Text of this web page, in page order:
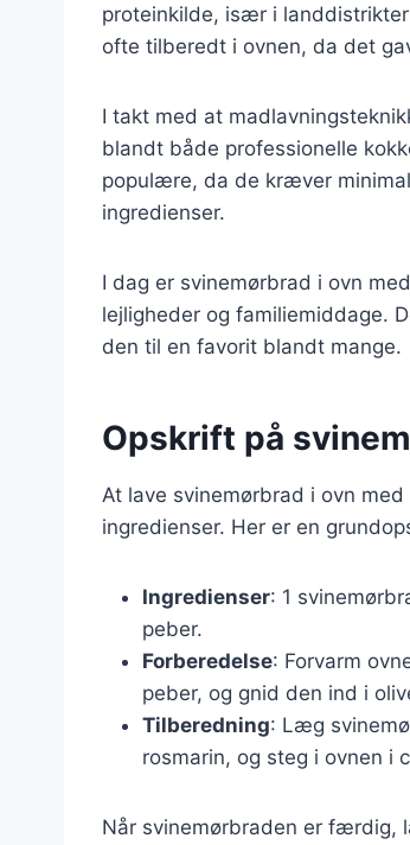
proteinkilde, især i
ofte tilberedt i ovnen, da det
I takt med at
blandt både professionelle
populære, da de kræver
ingredienser.
I dag er svinemørbrad i ovn
lejligheder og familiemiddage.
den til en favorit blandt mange.
Opskrift på
At lave svinemørbrad i ovn
ingredienser. Her er en
Ingredienser: 1
peber.
Forberedelse: Forvarm
peber, og gnid den ind i
Tilberedning: Læg
rosmarin, og steg i ovnen i
Når svinemørbraden er færdig,